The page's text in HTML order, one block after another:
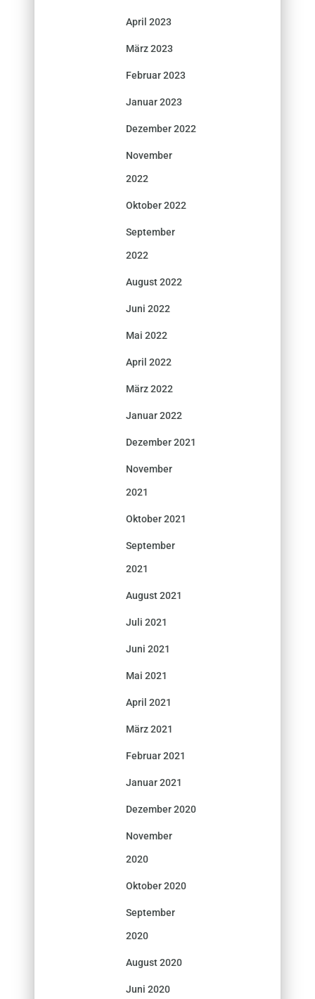
April 2023
März 2023
Februar 2023
Januar 2023
Dezember 2022
November
2022
Oktober 2022
September
2022
August 2022
Juni 2022
Mai 2022
April 2022
März 2022
Januar 2022
Dezember 2021
November
2021
Oktober 2021
September
2021
August 2021
Juli 2021
Juni 2021
Mai 2021
April 2021
März 2021
Februar 2021
Januar 2021
Dezember 2020
November
2020
Oktober 2020
September
2020
August 2020
Juni 2020